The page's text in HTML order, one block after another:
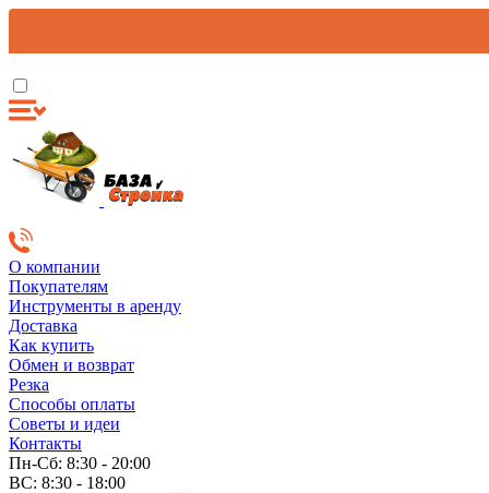
О компании
Покупателям
Инструменты в аренду
Доставка
Как купить
Обмен и возврат
Резка
Способы оплаты
Советы и идеи
Контакты
Пн-Сб: 8:30 - 20:00
ВС: 8:30 - 18:00